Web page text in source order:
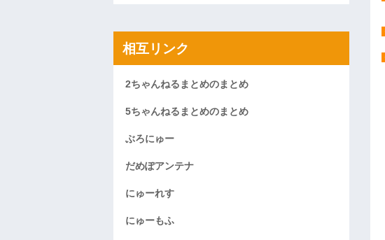
相互リンク
2ちゃんねるまとめのまとめ
5ちゃんねるまとめのまとめ
ぶろにゅー
だめぽアンテナ
にゅーれす
にゅーもふ